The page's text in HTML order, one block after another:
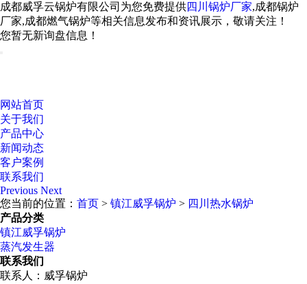
成都威孚云锅炉有限公司为您免费提供四川锅炉厂家,成都锅炉
厂家,成都燃气锅炉等相关信息发布和资讯展示，敬请关注！
您暂无新询盘信息！
网站首页
关于我们
产品中心
新闻动态
客户案例
联系我们
Previous Next
您当前的位置： 首页 > 镇江威孚锅炉 > 四川热水锅炉
产品分类
镇江威孚锅炉
蒸汽发生器
联系我们
联系人：威孚锅炉